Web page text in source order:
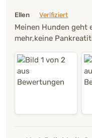
Ellen
Verifiziert
Meinen Hunden geht
mehr,keine